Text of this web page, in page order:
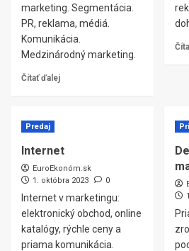
marketing. Segmentácia.
PR, reklama, médiá.
Komunikácia.
Medzinárodný marketing.
Čítať ďalej
Predaj
Internet
EuroEkonóm.sk
1. októbra 2023
0
Internet v marketingu:
elektronický obchod, online
katalógy, rýchle ceny a
priama komunikácia.